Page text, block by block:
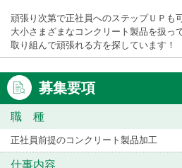
頑張り次第で正社員へのステップＵＰも
大小さまざまなコンクリート製品を扱っ
取り組んで頑張れる方を探しています！
募集要項
職 種
正社員前提のコンクリート製品加工
仕事内容